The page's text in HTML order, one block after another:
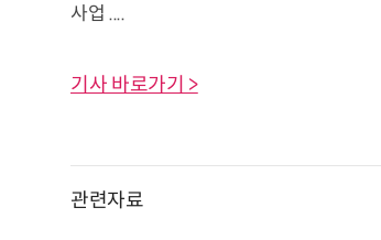
사업 ....
기사 바로가기 >
관련자료